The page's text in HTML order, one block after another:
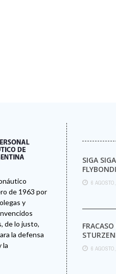
de 1963 por
y
de lo justo,
la defensa
la
SIGA
MÁS
6
6